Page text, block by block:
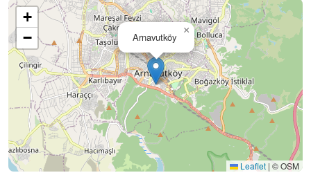
Arnavutköy
×
+
−
Leaflet | © OSM